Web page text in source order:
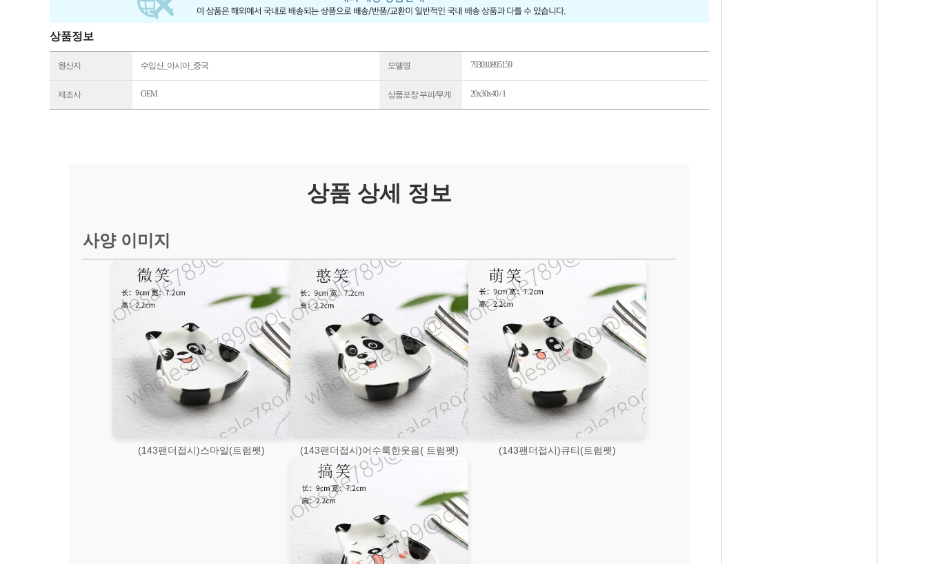
상품정보
원산지 수입산_아시아_중국 모델명 793010895159
제조사 OEM 상품포장 부피/무게 20x30x40 / 1
상품 상세 정보
사양 이미지
(143팬더접시)스마일(트럼펫) (143팬더접시)어수룩한웃음( 트럼펫) (143팬더접시)큐티(트럼펫)